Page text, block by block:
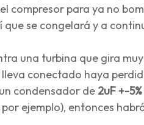
compresor para ya no
que se congelará y a
una turbina que gira
conectado haya
condensador de 2uF +-5%
por ejemplo), entonces